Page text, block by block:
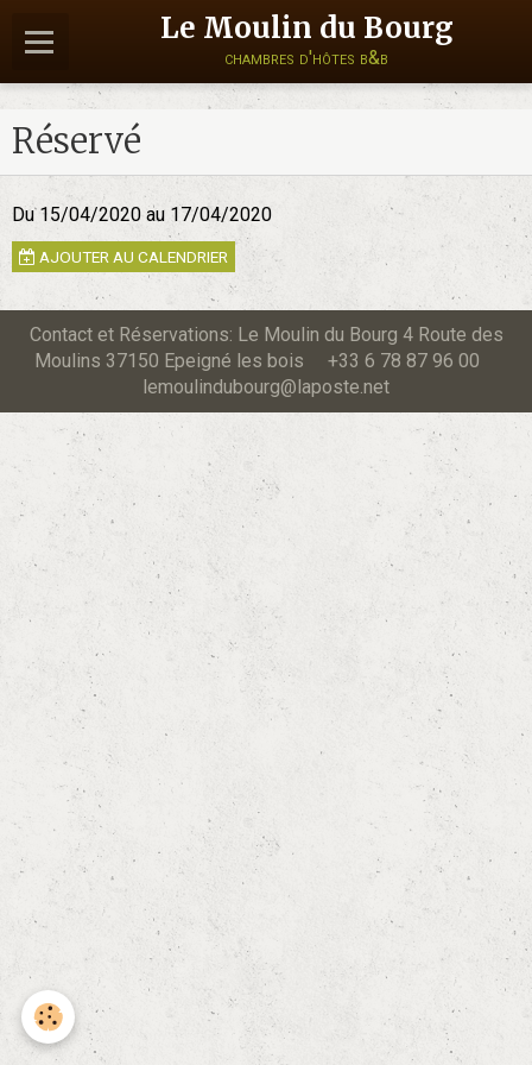
Le Moulin du Bourg
chambres d'hôtes b&b
Réservé
Du 15/04/2020 au 17/04/2020
AJOUTER AU CALENDRIER
Contact et Réservations: Le Moulin du Bourg 4 Route des
Moulins 37150 Epeigné les bois +33 6 78 87 96 00
lemoulindubourg@laposte.net